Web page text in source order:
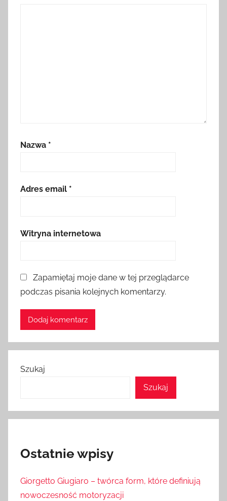
Nazwa *
Adres email *
Witryna internetowa
Zapamiętaj moje dane w tej przeglądarce
podczas pisania kolejnych komentarzy.
Szukaj
Szukaj
Ostatnie wpisy
Giorgetto Giugiaro – twórca form, które definiują
nowoczesność motoryzacji